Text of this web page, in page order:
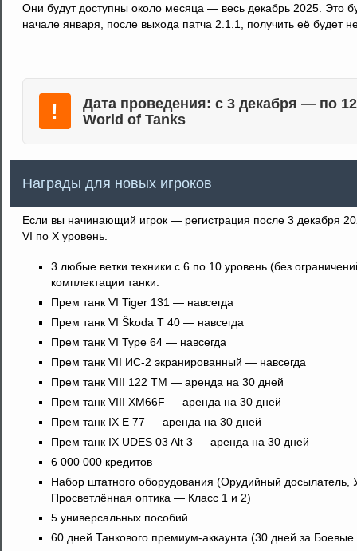
Они будут доступны около месяца — весь декабрь 2025. Это
начале января, после выхода патча 2.1.1, получить её будет
!
Дата проведения: с 3 декабря — по
World of Tanks
Награды для новых игроков
Если вы начинающий игрок — регистрация после 3 декабря
VI по X уровень.
3 любые ветки техники с 6 по 10 уровень (без
комплектации танки.
Прем танк VI Tiger 131 — навсегда
Прем танк VI Škoda T 40 — навсегда
Прем танк VI Type 64 — навсегда
Прем танк VII ИС-2 экранированный — навсегда
Прем танк VIII 122 TM — аренда на 30 дней
Прем танк VIII XM66F — аренда на 30 дней
Прем танк IX E 77 — аренда на 30 дней
Прем танк IX UDES 03 Alt 3 — аренда на 30 дней
6 000 000 кредитов
Набор штатного оборудования (Орудийный досылатель,
Просветлённая оптика — Класс 1 и 2)
5 универсальных пособий
60 дней Танкового премиум-аккаунта (30 дней за Боевые